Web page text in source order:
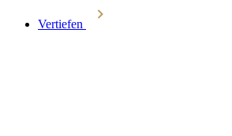
Vertiefen